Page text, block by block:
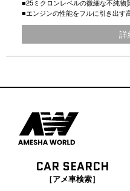
■25ミクロンレベルの微細な不純物
■エンジンの性能をフルに引き出す
詳
CAR SEARCH
［アメ車検索］